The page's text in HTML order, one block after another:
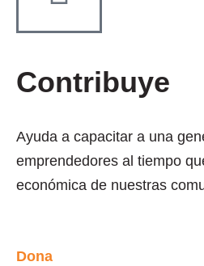
Contribuye
Ayuda a capacitar a una
emprendedores al tiempo
económica de nuestras
Dona